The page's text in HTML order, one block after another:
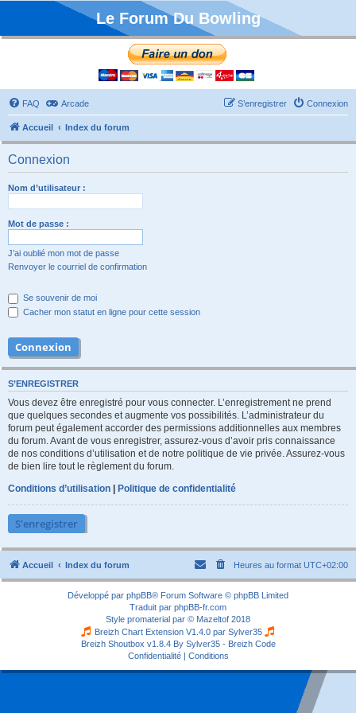
Le Forum Du Bowling
FAQ Arcade Connexion
S’enregistrer
Accueil Index du forum
Connexion
Nom d’utilisateur :
Mot de passe :
J’ai oublié mon mot de passe
Renvoyer le courriel de confirmation
Se souvenir de moi
Cacher mon statut en ligne pour cette session
S’ENREGISTRER
Vous devez être enregistré pour vous connecter. L’enregistrement ne prend
que quelques secondes et augmente vos possibilités. L’administrateur du
forum peut également accorder des permissions additionnelles aux membres
du forum. Avant de vous enregistrer, assurez-vous d’avoir pris connaissance
de nos conditions d’utilisation et de notre politique de vie privée. Assurez-vous
de bien lire tout le règlement du forum.
Conditions d’utilisation | Politique de confidentialité
S’enregistrer
Accueil Index du forum Heures au format UTC+02:00
Développé par phpBB® Forum Software © phpBB Limited
Traduit par phpBB-fr.com
Style promaterial par © Mazeltof 2018
Breizh Chart Extension V1.4.0 par Sylver35
Breizh Shoutbox v1.8.4 By Sylver35 - Breizh Code
Confidentialité| Conditions